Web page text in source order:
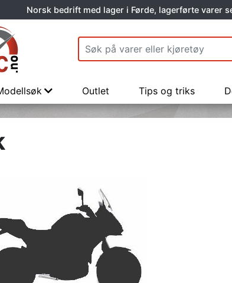
Norsk bedrift med lager i Førde, lagerførte varer
Outlet Tips og triks